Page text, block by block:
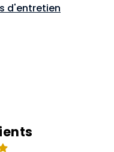
d'entretien